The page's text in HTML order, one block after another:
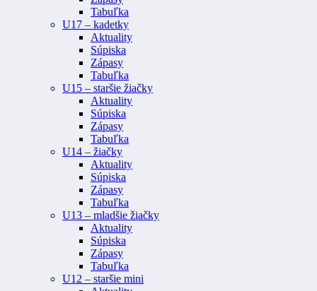
Tabuľka
U17 – kadetky
Aktuality
Súpiska
Zápasy
Tabuľka
U15 – staršie žiačky
Aktuality
Súpiska
Zápasy
Tabuľka
U14 – žiačky
Aktuality
Súpiska
Zápasy
Tabuľka
U13 – mladšie žiačky
Aktuality
Súpiska
Zápasy
Tabuľka
U12 – staršie mini